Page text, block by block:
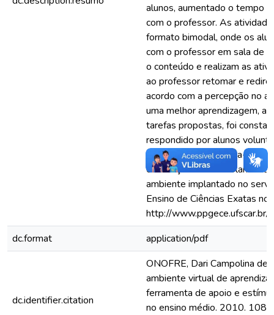
alunos, aumentado o tempo
com o professor. As
formato bimodal, onde os
com o professor em sala de
o conteúdo e realizam as
ao professor retomar e
acordo com a percepção no
uma melhor aprendizagem,
tarefas propostas, foi
respondido por alunos
desenvolvido encontra-se
endereço:
ambiente implantado no
Ensino de Ciências Exatas no
http://www.ppgece.ufscar.br/.
dc.format
application/pdf
dc.identifier.citation
ONOFRE, Dari Campolina
ambiente virtual de
ferramenta de apoio e
no ensino médio. 2010. 108